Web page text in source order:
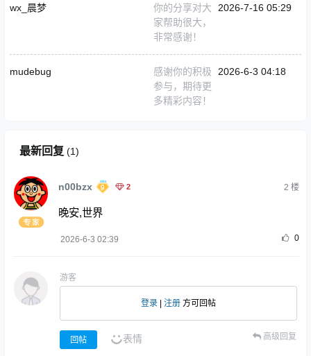
wx_晨梦
你的分享对大
家帮助很大，
非常感谢！
2026-7-16 05:29
mudebug
感谢你的积极
参与，期待更
多精彩内容！
2026-6-3 04:18
最新回复 (1)
n00bzx 2 2 楼
晚安,世界
2026-6-3 02:39 0
游客
登录 注册 方可回帖
回帖 表情 高级回复